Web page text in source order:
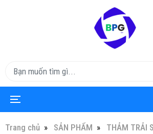
Trang chủ SẢN PHẨM THẢM TRẢI